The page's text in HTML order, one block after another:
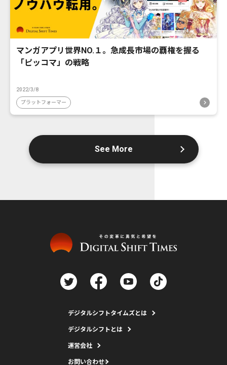
マンガアプリ世界NO.１。急成長市場の覇権を握る
「ピッコマ」の戦略
2022/3/8
プラットフォーマー
See More
デジタルシフトタイムズとは
デジタルシフトとは
運営会社
お問い合わせ